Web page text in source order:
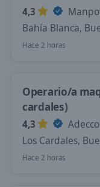
4,3
Bahía Blanca,
Hace 2 horas
Operario/a
cardales)
4,3
Los Cardales,
Hace 2 horas